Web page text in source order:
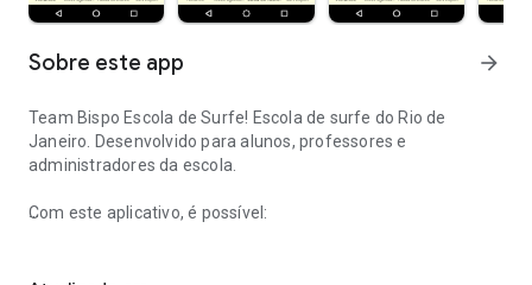
Sobre este app arrow_forward
Team Bispo Escola de Surfe! Escola de surfe do Rio de
Janeiro. Desenvolvido para alunos, professores e
administradores da escola.
Com este aplicativo, é possível: